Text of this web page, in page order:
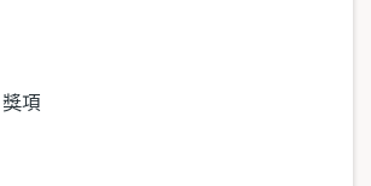
獎項